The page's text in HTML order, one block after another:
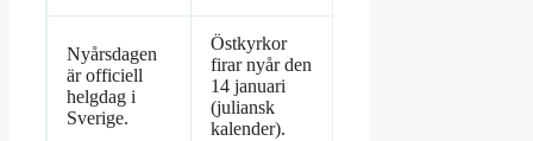
Nyårsdagen
är officiell
helgdag i
Sverige.
Östkyrkor
firar nyår den
14 januari
(juliansk
kalender).